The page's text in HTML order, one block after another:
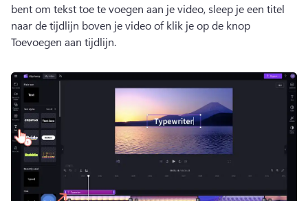
bent om tekst toe te voegen aan je video, sleep je een titel
naar de tijdlijn boven je video of klik je op de knop
Toevoegen aan tijdlijn.